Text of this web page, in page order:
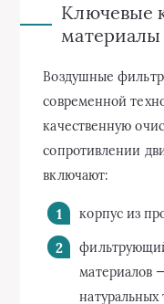
Ключевые
материалы
Воздушные
современной
качественную
сопротивлении
включают:
корпус из
материалов